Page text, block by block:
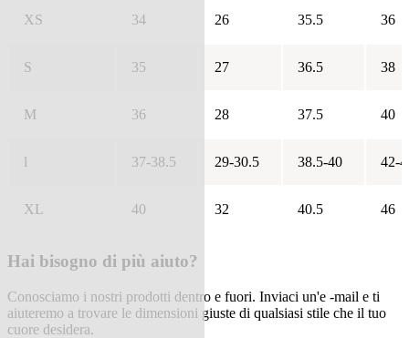
XS 34 26 35.5 36
S 35 27 36.5 38
M 36 28 37.5 40
l 37-38.5 29-30.5 38.5-40 42-
XL 40 32 40.5 46
Hai bisogno di più aiuto?
Conosciamo i nostri prodotti dentro e fuori. Inviaci un'e -mail e ti
aiuteremo a trovare le dimensioni giuste di qualsiasi stile che il tuo
cuore desidera.